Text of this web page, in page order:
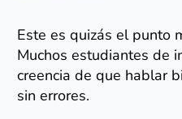
Este es quizás el punto
Muchos estudiantes de
creencia de que hablar
sin errores.